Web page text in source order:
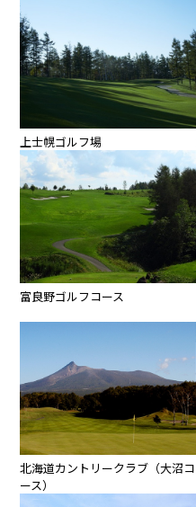
上士幌ゴルフ場
富良野ゴルフコース
北海道カントリークラブ（大沼コ
ース）